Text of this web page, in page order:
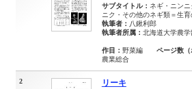
サブタイトル： ネギ・ニン
ニク・その他のネギ類＝生
執筆者： 八鍬利郎
執筆者所属： 北海道大学農学
作目： 野菜編 ページ数（
農業総合
2 リーキ